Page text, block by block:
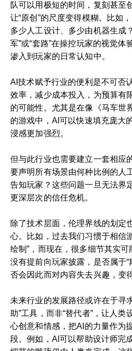
队可以用极短的时间，复刻甚至
让“原创”的尺度变得模糊。比如
多少人工设计、多少由机器生成
军”或“套路”在操控玩家的视觉
渗入到玩家的日常认知中。
AI技术赋予行业的便利是不可否
效率，减少成本投入，为预算有
的可能性。尤其是在像《马车世
的游戏中，AI可以快速填充庞大
浸感更加强烈。
但与此行业也需要建立一套相应
要声明所有场景由何种比例的人
告知玩家？这些问题一旦无法界
更深层次的信任危机。
除了技术层面，伦理界线的划定
心。比如，过去我们习惯于相信
绘制”，而现在，很多细节其实
没有提前向玩家披露，是否属于“
否会因此而对内容失去兴趣，变
未来行业的发展路径或许在于寻
助”工具，而非“替代者”，让人
心创意和情感，把AI的力量作为
段。例如，AI可以帮助设计师完